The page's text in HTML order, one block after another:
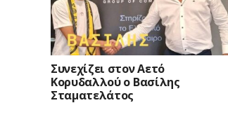
Συνεχίζει στον Αετό
Κορυδαλλού ο Βασίλης
Σταματελάτος